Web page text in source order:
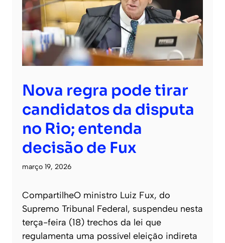
Nova regra pode tirar
candidatos da disputa
no Rio; entenda
decisão de Fux
março 19, 2026
CompartilheO ministro Luiz Fux, do
Supremo Tribunal Federal, suspendeu nesta
terça-feira (18) trechos da lei que
regulamenta uma possível eleição indireta